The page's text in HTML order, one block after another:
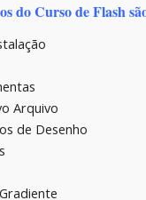
do Curso de Flash
Arquivo
de Desenho